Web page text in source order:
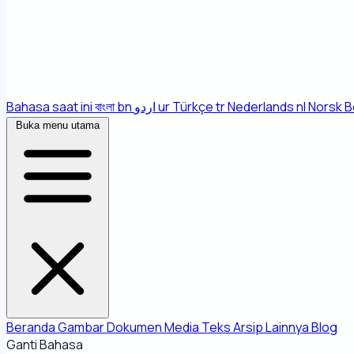
Bahasa saat iniবাংলাbn اردوurTürkçetrNederlandsnlNorsk
Buka menu utama
BerandaGambarDokumenMedia TeksArsipLainnyaBlog
Ganti Bahasa